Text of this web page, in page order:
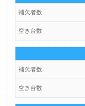
補欠者数
空き台数
補欠者数
空き台数